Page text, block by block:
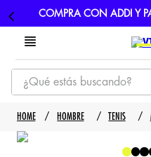
COMPRA CON ADDI Y
¿Qué estás buscando?
TÉRMINOS MÁS BUSCADOS
1
HOMBRE TENIS